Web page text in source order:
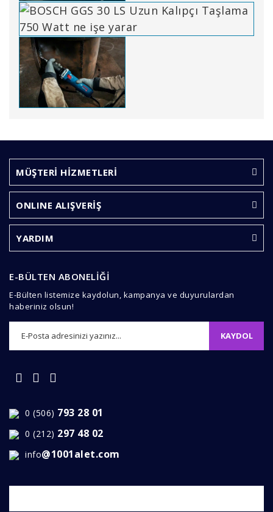
Yorum Yaz
formunu kullanarak tarafımıza iletebilirsiniz.
Görüş ve önerileriniz için teşekkür ederiz.
Ürün resmi kalitesiz, bozuk veya görüntülenemiyor.
Ürün açıklamasında eksik bilgiler bulunuyor.
Ürün bilgilerinde hatalar bulunuyor.
Ürün fiyatı diğer sitelerden daha pahalı.
Gönder
MÜŞTERİ HİZMETLERİ
ONLINE ALIŞVERİŞ
YARDIM
E-BÜLTEN ABONELİĞİ
E-Bülten listemize kaydolun, kampanya ve duyurulardan
haberiniz olsun!
KAYDOL
0 (506) 793 28 01
0 (212) 297 48 02
info@1001alet.com